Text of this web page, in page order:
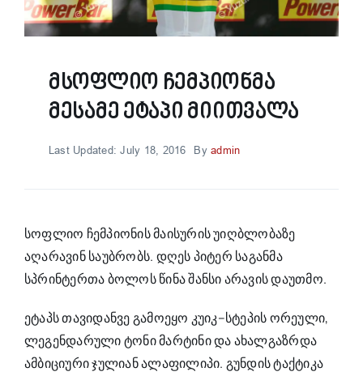
Მსოფლიო Ჩემპიონმა
Მესამე Ეტაპი Მიითვალა
Last Updated: July 18, 2016 Byadmin
სოფლიო ჩემპიონის მაისურისუიღბლობაზე
აღარავინ საუბრობს. დღეს პიტერ საგანმა
სპრინტერთაბოლოს წინა შანსი არავის დაუთმო.
ეტაპს თავიდანვე გამოეყო კუიკ–სტეპისორეული,
ლეგენდარული ტონი მარტინი და ახალგაზრდა
ამბიციური ჯულიანალაფილიპი. გუნდის ტაქტიკა